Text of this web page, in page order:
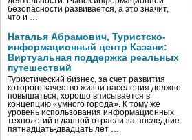
безопасности развивается, а это значит,
что и …
Наталья Абрамович, Туристско-
информационный центр Казани:
Виртуальная поддержка реальных
путешествий
Туристический бизнес, за счет развития
которого качество жизни населения должно
повышаться, хорошо вписывается в
концепцию «умного города». К тому же
уровень использования информационных
технологий в данной отрасли за последние
пятнадцать-двадцать лет …